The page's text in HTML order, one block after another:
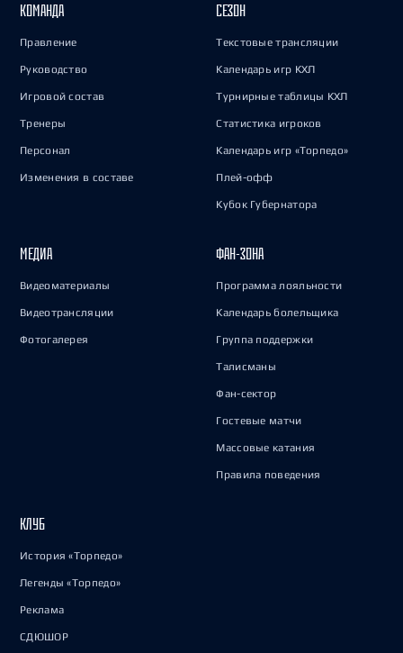
КОМАНДА
Правление
Руководство
Игровой состав
Тренеры
Персонал
Изменения в составе
СЕЗОН
Текстовые трансляции
Календарь игр КХЛ
Турнирные таблицы КХЛ
Статистика игроков
Календарь игр «Торпедо»
Плей-офф
Кубок Губернатора
МЕДИА
Видеоматериалы
Видеотрансляции
Фотогалерея
ФАН-ЗОНА
Программа лояльности
Календарь болельщика
Группа поддержки
Талисманы
Фан-сектор
Гостевые матчи
Массовые катания
Правила поведения
КЛУБ
История «Торпедо»
Легенды «Торпедо»
Реклама
СДЮШОР